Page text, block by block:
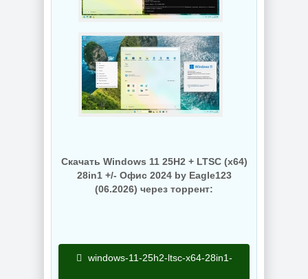
Скачать Windows 11 25H2 + LTSC (x64)
28in1 +/- Офис 2024 by Eagle123
(06.2026) через торрент:
windows-11-25h2-ltsc-x64-28in1-